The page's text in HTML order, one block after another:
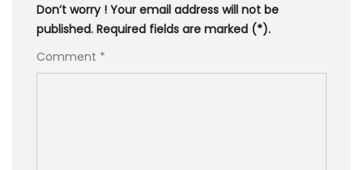
Don’t worry ! Your email address will not be
published. Required fields are marked (*).
Comment *